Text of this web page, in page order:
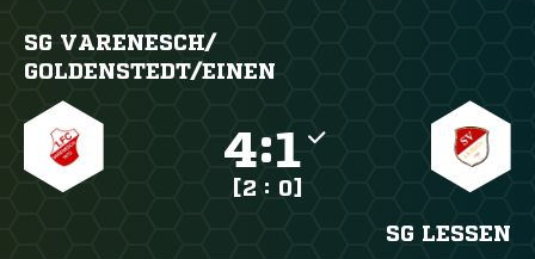
SG VARENESCH/​
GOLDENSTEDT/​EINEN
:
[2 : 0]
SG LESSEN